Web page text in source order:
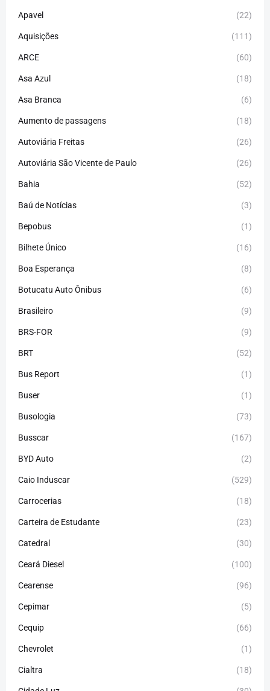
Apavel (22)
Aquisições (111)
ARCE (60)
Asa Azul (18)
Asa Branca (6)
Aumento de passagens (18)
Autoviária Freitas (26)
Autoviária São Vicente de Paulo (26)
Bahia (52)
Baú de Notícias (3)
Bepobus (1)
Bilhete Único (16)
Boa Esperança (8)
Botucatu Auto Ônibus (6)
Brasileiro (9)
BRS-FOR (9)
BRT (52)
Bus Report (1)
Buser (1)
Busologia (73)
Busscar (167)
BYD Auto (2)
Caio Induscar (529)
Carrocerias (18)
Carteira de Estudante (23)
Catedral (30)
Ceará Diesel (100)
Cearense (96)
Cepimar (5)
Cequip (66)
Chevrolet (1)
Cialtra (18)